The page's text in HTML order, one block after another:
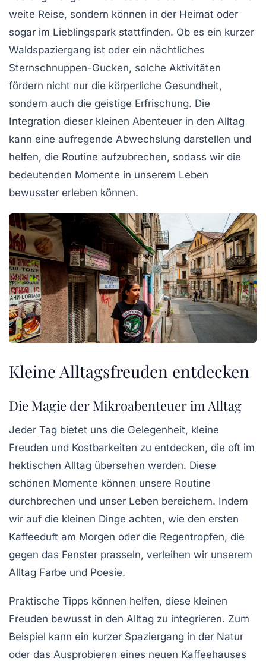
weite Reise, sondern können in der Heimat oder
sogar im Lieblingspark stattfinden. Ob es ein kurzer
Waldspaziergang ist oder ein nächtliches
Sternschnuppen-Gucken, solche Aktivitäten
fördern nicht nur die körperliche Gesundheit,
sondern auch die geistige Erfrischung. Die
Integration dieser kleinen Abenteuer in den Alltag
kann eine aufregende Abwechslung darstellen und
helfen, die Routine aufzubrechen, sodass wir die
bedeutenden Momente in unserem Leben
bewusster erleben können.
Kleine Alltagsfreuden entdecken
Die Magie der Mikroabenteuer im Alltag
Jeder Tag bietet uns die Gelegenheit, kleine
Freuden und Kostbarkeiten zu entdecken, die oft im
hektischen Alltag übersehen werden. Diese
schönen Momente können unsere Routine
durchbrechen und unser Leben bereichern. Indem
wir auf die kleinen Dinge achten, wie den ersten
Kaffeeduft am Morgen oder die Regentropfen, die
gegen das Fenster prasseln, verleihen wir unserem
Alltag Farbe und Poesie.
Praktische Tipps können helfen, diese kleinen
Freuden bewusst in den Alltag zu integrieren. Zum
Beispiel kann ein kurzer Spaziergang in der Natur
oder das Ausprobieren eines neuen Kaffeehauses